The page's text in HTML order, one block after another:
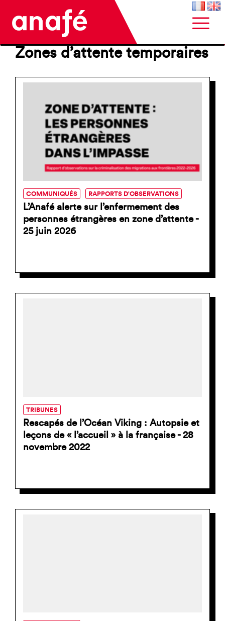
Zones d’attente temporaires
COMMUNIQUÉS RAPPORTS D'OBSERVATIONS
L’Anafé alerte sur l’enfermement des
personnes étrangères en zone d’attente -
25 juin 2026
TRIBUNES
Rescapés de l’Océan Viking : Autopsie et
leçons de « l’accueil » à la française - 28
novembre 2022